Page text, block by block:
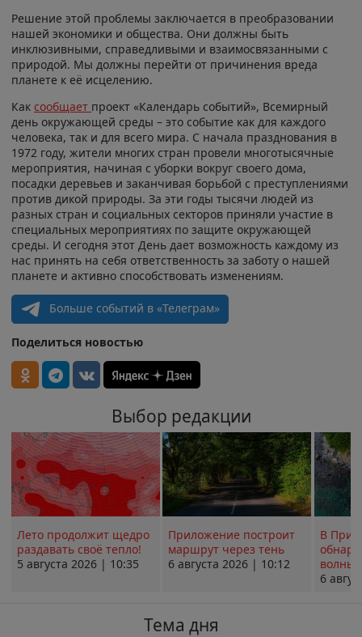
Решение этой проблемы заключается в преобразовании
нашей экономики и общества. Они должны быть
инклюзивными, справедливыми и взаимосвязанными с
природой. Мы должны перейти от причинения вреда
планете к её исцелению.
Как сообщает проект «Календарь событий», Всемирный
день окружающей среды – это событие как для каждого
человека, так и для всего мира. С начала празднования в
1972 году, жители многих стран провели многотысячные
мероприятия, начиная с уборки вокруг своего дома,
посадки деревьев и заканчивая борьбой с преступлениями
против дикой природы. За эти годы тысячи людей из
разных стран и социальных секторов приняли участие в
специальных мероприятиях по защите окружающей
среды. И сегодня этот День дает возможность каждому из
нас принять на себя ответственность за заботу о нашей
планете и активно способствовать изменениям.
Больше событий в «Телеграм»
Поделиться новостью
Выбор редакции
Лето продолжит щедро
раздавать своё тепло!
5 августа 2026 | 10:35
Приложение построит
маршрут через тень
6 августа 2026 | 10:12
В
волны
6
Тема дня